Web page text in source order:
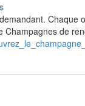
Champagnes de